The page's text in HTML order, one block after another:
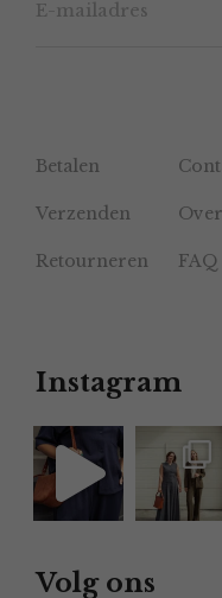
Betalen
Verzenden
Retourneren FAQ
Instagram
Volg ons